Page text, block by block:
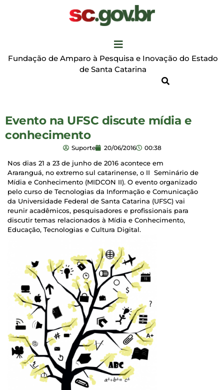
Fundação de Amparo à Pesquisa e Inovação do Estado
de Santa Catarina
Evento na UFSC discute mídia e
conhecimento
Suporte 20/06/2016 00:38
Nos dias 21 a 23 de junho de 2016 acontece em
Araranguá, no extremo sul catarinense, o II Seminário de
Mídia e Conhecimento (MIDCON II). O evento organizado
pelo curso de Tecnologias da Informação e Comunicação
da Universidade Federal de Santa Catarina (UFSC) vai
reunir acadêmicos, pesquisadores e profissionais para
discutir temas relacionados à Mídia e Conhecimento,
Educação, Tecnologias e Cultura Digital.